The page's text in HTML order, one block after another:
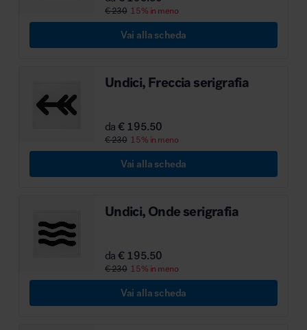
€ 230 15% in meno
Vai alla scheda
Undici, Freccia serigrafia
da€ 195.50
€ 230 15% in meno
Vai alla scheda
Undici, Onde serigrafia
da€ 195.50
€ 230 15% in meno
Vai alla scheda